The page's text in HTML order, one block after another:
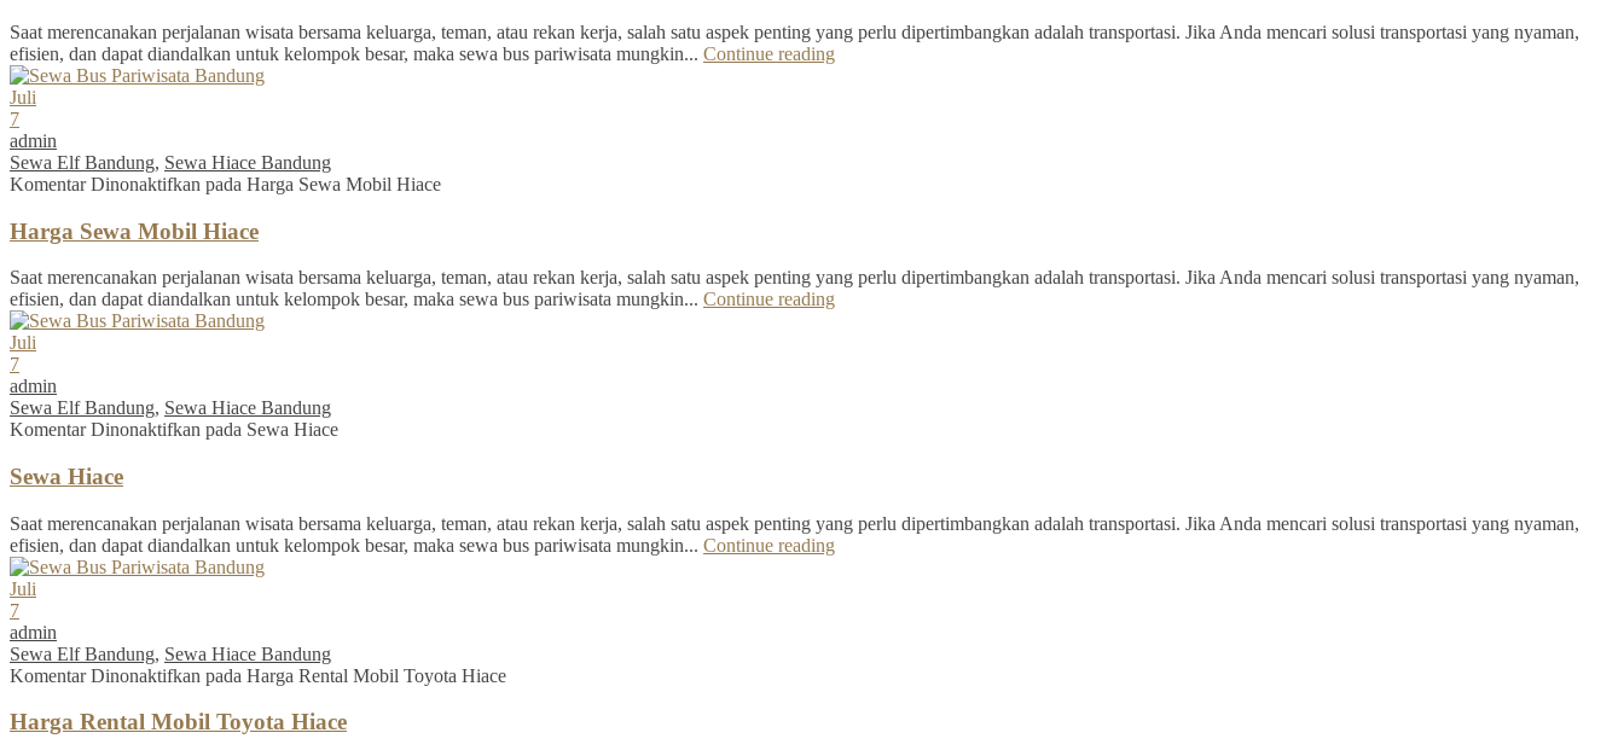
Saat merencanakan perjalanan wisata bersama keluarga, teman, atau rekan kerja, salah satu aspek penting yang perlu dipertimbangkan adalah transportasi. Jika Anda mencari solusi transportasi yang nyaman,
efisien, dan dapat diandalkan untuk kelompok besar, maka sewa bus pariwisata mungkin... Continue reading
Juli
7
admin
Sewa Elf Bandung, Sewa Hiace Bandung
Komentar Dinonaktifkan pada Harga Sewa Mobil Hiace
Harga Sewa Mobil Hiace
Saat merencanakan perjalanan wisata bersama keluarga, teman, atau rekan kerja, salah satu aspek penting yang perlu dipertimbangkan adalah transportasi. Jika Anda mencari solusi transportasi yang nyaman,
efisien, dan dapat diandalkan untuk kelompok besar, maka sewa bus pariwisata mungkin... Continue reading
Juli
7
admin
Sewa Elf Bandung, Sewa Hiace Bandung
Komentar Dinonaktifkan pada Sewa Hiace
Sewa Hiace
Saat merencanakan perjalanan wisata bersama keluarga, teman, atau rekan kerja, salah satu aspek penting yang perlu dipertimbangkan adalah transportasi. Jika Anda mencari solusi transportasi yang nyaman,
efisien, dan dapat diandalkan untuk kelompok besar, maka sewa bus pariwisata mungkin... Continue reading
Juli
7
admin
Sewa Elf Bandung, Sewa Hiace Bandung
Komentar Dinonaktifkan pada Harga Rental Mobil Toyota Hiace
Harga Rental Mobil Toyota Hiace